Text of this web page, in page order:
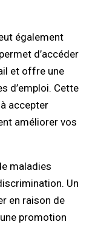
également
d’accéder
et offre une
d’emploi. Cette
accepter
améliorer vos
maladies
Un
en raison de
promotion